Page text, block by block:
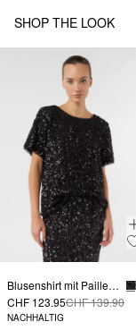
SHOP THE LOOK
Blusenshirt mit Pailletten
CHF 123.95CHF 139.90
NACHHALTIG